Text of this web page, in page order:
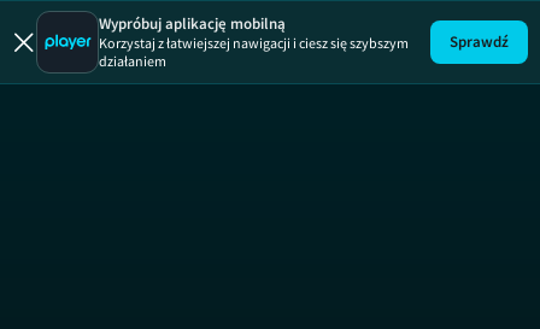
Wypróbuj aplikację mobilną
Korzystaj z łatwiejszej nawigacji i ciesz się szybszym
działaniem
Sprawdź